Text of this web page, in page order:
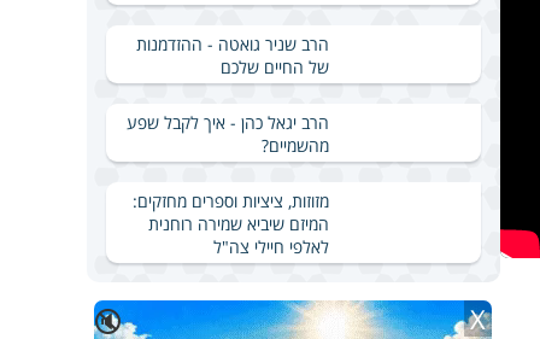
הרב שניר גואטה - ההזדמנות
של החיים שלכם
הרב יגאל כהן - איך לקבל שפע
מהשמיים?
מזוזות, ציציות וספרים מחזקים:
המיזם שיביא שמירה רוחנית
לאלפי חיילי צה"ל
🔇 X